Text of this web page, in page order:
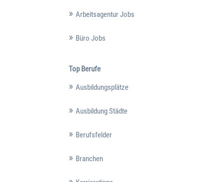
Arbeitsagentur Jobs
Büro Jobs
Top Berufe
Ausbildungsplätze
Ausbildung Städte
Berufsfelder
Branchen